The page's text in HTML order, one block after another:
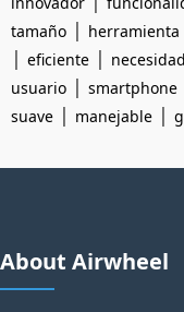
tamaño | herramienta
| eficiente |
usuario | smartphone
suave | manejable |
About Airwheel